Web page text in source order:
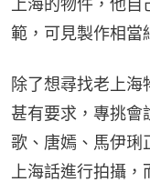
上海的物件，他
範，可見製作相當
除了想尋找老上
甚有要求，專挑會
歌、唐嫣、馬伊琍
上海話進行拍攝